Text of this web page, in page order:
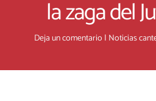
la zaga del
Deja un comentario | Noticias